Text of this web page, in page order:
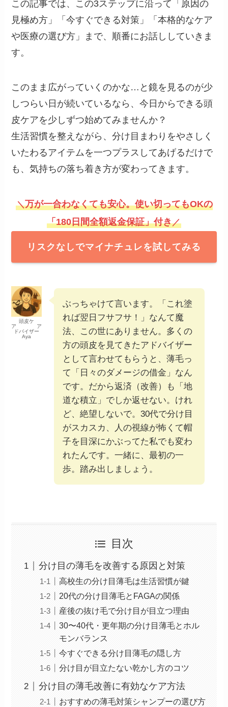
この記事では、この3ステップに沿って「原因の
見極め方」「今すぐできる対策」「本格的なケア
や医療の選び方」まで、順番にお話ししていきま
す。
このまま広がっていくのかな…と鏡を見るのが少
しつらい日が続いているなら、今日からできる頭
皮ケアを少しずつ始めてみませんか？
生活習慣を整えながら、分け目まわりをやさしく
いたわるアイテムを一つプラスしてあげるだけで
も、気持ちの落ち着き方が変わってきます。
＼万が一合わなくても安心。使い切ってもOKの
「180日間全額返金保証」付き／
リスクなしでマイナチュレを試してみる
頭皮ケ
ア ア
ドバイザー
Aya
ぶっちゃけて言います。「これ塗
れば翌日フサフサ！」なんて魔
法、この世にありません。多くの
方の頭皮を見てきたアドバイザー
として言わせてもらうと、薄毛っ
て「日々のダメージの借金」なん
です。だから返済（改善）も「地
道な積立」でしか返せない。けれ
ど、絶望しないで。30代で分け目
がスカスカ、人の視線が怖くて帽
子を目深にかぶってた私でも変わ
れたんです。一緒に、最初の一
歩。踏み出しましょう。
目次
分け目の薄毛を改善する原因と対策
高校生の分け目薄毛は生活習慣が鍵
20代の分け目薄毛とFAGAの関係
産後の抜け毛で分け目が目立つ理由
30〜40代・更年期の分け目薄毛とホル
モンバランス
今すぐできる分け目薄毛の隠し方
分け目が目立たない乾かし方のコツ
分け目の薄毛改善に有効なケア方法
おすすめの薄毛対策シャンプーの選び方